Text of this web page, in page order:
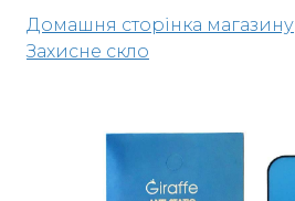
Домашня сторінка магазину
Захисне скло